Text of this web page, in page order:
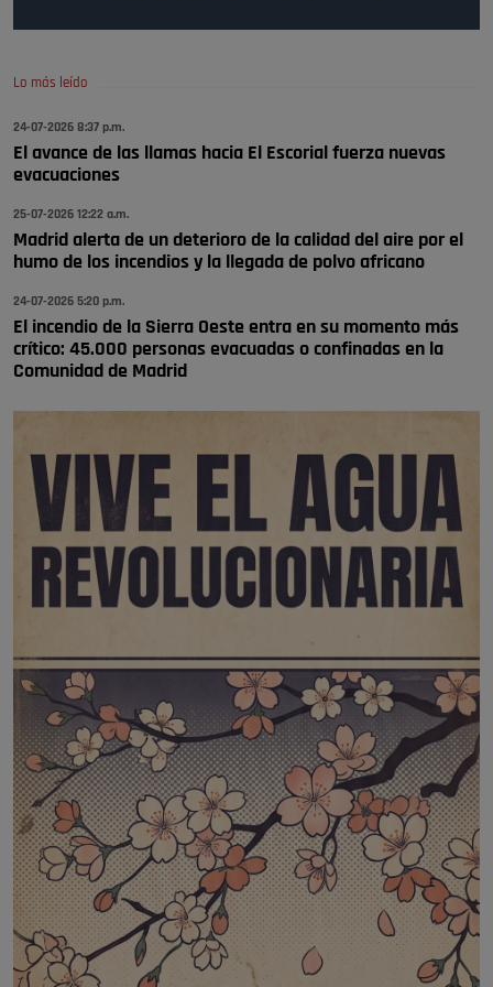
Pozuelo de Alarcón
Y ese quien es, apenas se ven patrullas en la estación, como si se van
todos, no vamos a notar …
Pozuelo de Alarcón
🔴 EXCLUSIVA | El comisario de la …
Lo más leído
24-07-2026 8:37 p.m.
El avance de las llamas hacia El Escorial fuerza nuevas
evacuaciones
25-07-2026 12:22 a.m.
Madrid alerta de un deterioro de la calidad del aire por el
humo de los incendios y la llegada de polvo africano
24-07-2026 5:20 p.m.
El incendio de la Sierra Oeste entra en su momento más
crítico: 45.000 personas evacuadas o confinadas en la
Comunidad de Madrid